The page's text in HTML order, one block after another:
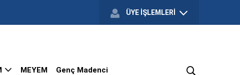
ÜYE İŞLEMLERİ
MEYEM Genç Madenci